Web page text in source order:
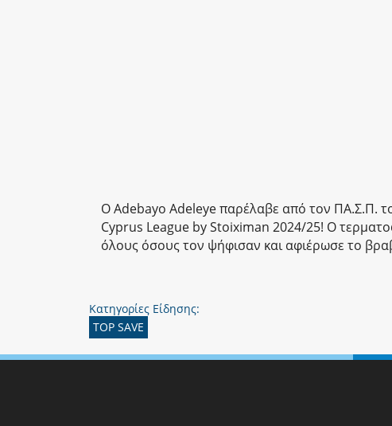
O Adebayo Adeleye παρέλαβε από τον ΠΑ.Σ.Π.
Cyprus League by Stoiximan 2024/25! Ο
όλους όσους τον ψήφισαν και αφιέρωσε το
Κατηγορίες Είδησης:
TOP SAVE